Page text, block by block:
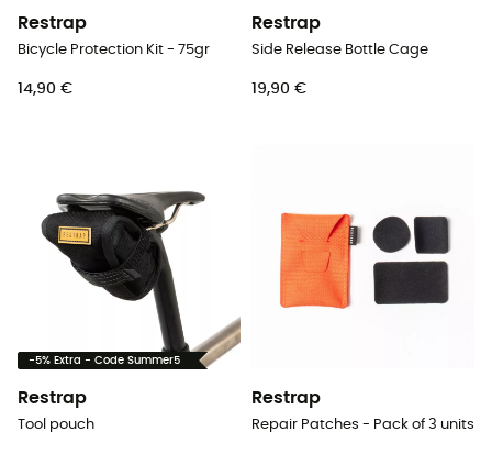
Restrap
Bicycle Protection Kit - 75gr
14,90 €
Restrap
Side Release Bottle Cage
19,90 €
-5% Extra - Code Summer5
Restrap
Tool pouch
Restrap
Repair Patches - Pack of 3 units